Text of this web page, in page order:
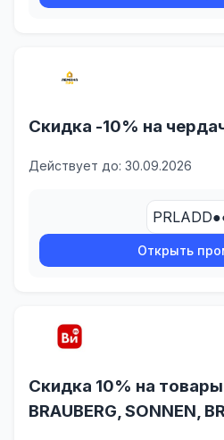
Скидка -10% на
Действует до: 30.09.2026
Открыть
Скидка 10% на
BRAUBERG, SONNEN,